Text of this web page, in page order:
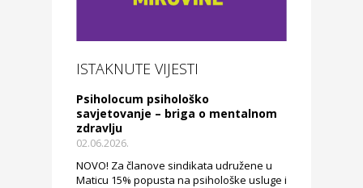
ISTAKNUTE VIJESTI
Psiholocum psihološko
savjetovanje – briga o mentalnom
zdravlju
02.06.2026.
NOVO! Za članove sindikata udružene u
Maticu 15% popusta na psihološke usluge i